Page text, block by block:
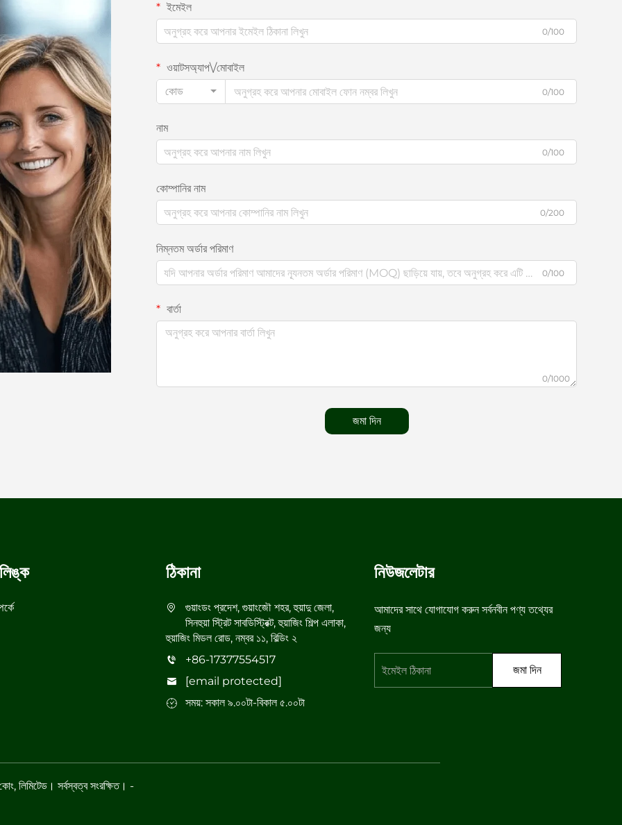
ইমেইল
0/100
ওয়াটসঅ্যাপ\/মোবাইল
কোড
0/100
নাম
0/100
কোম্পানির নাম
0/200
নিম্নতম অর্ডার পরিমাণ
0/100
বার্তা
0/1000
জমা দিন
ঠিকানা
গুয়াংডং প্রদেশ, গুয়াংজৌ শহর, হুয়াদু জেলা,
সিনহুয়া স্ট্রিট সাবডিস্ট্রিক্ট, হুয়াজিং শিল্প এলাকা,
হুয়াজিং মিডল রোড, নম্বর ১১, বিল্ডিং ২
+86-17377554517
[email protected]
সময়: সকাল ৯.০০টা-বিকাল ৫.০০টা
নিউজলেটার
আমাদের সাথে যোগাযোগ করুন সর্বনবীন পণ্য তথ্যের
জন্য
জমা দিন
লিমিটেড। সর্বস্বত্ব সংরক্ষিত। -